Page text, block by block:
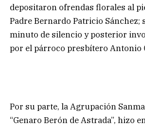
depositaron ofrendas florales al
Padre Bernardo Patricio Sánchez;
minuto de silencio y posterior
por el párroco presbítero Antonio
Por su parte, la Agrupación
“Genaro Berón de Astrada”, hizo